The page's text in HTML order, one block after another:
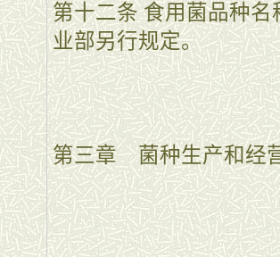
第十二条 食用菌品种
业部另行规定。
第三章 菌种生产和经